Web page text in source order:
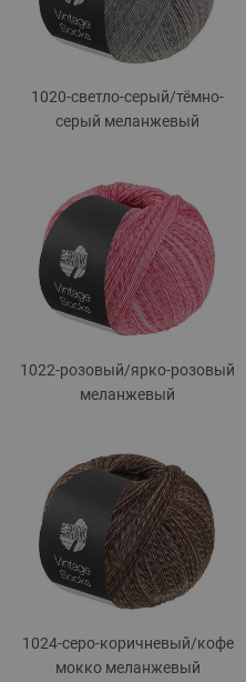
1020-светло-серый/тёмно-
серый меланжевый
1022-розовый/ярко-розовый
меланжевый
1024-серо-коричневый/кофе
мокко меланжевый